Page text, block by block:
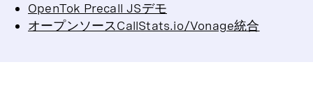
OpenTok Precall JSデモ
オープンソースCallStats.io/Vonage統合